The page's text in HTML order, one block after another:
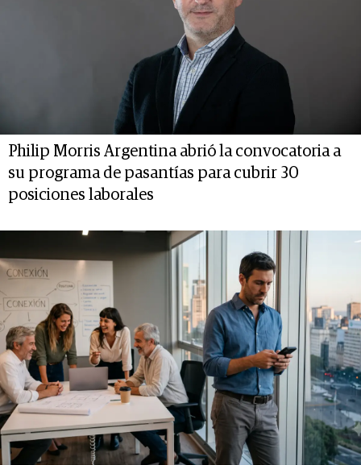
Philip Morris Argentina abrió la convocatoria a
su programa de pasantías para cubrir 30
posiciones laborales